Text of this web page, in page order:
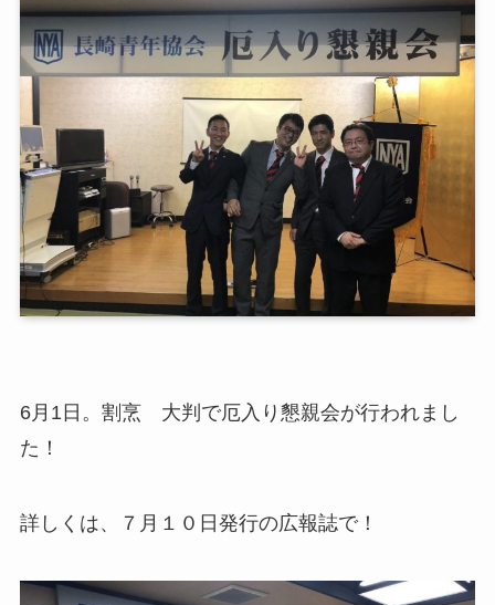
6月1日。割烹 大判で厄入り懇親会が行われまし
た！
詳しくは、７月１０日発行の広報誌で！